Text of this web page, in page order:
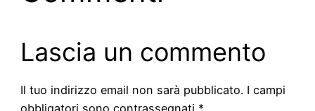
Lascia un commento
Il tuo indirizzo email non sarà pubblicato. I campi